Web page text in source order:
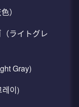
）
ライトグレ
Gray)
이)